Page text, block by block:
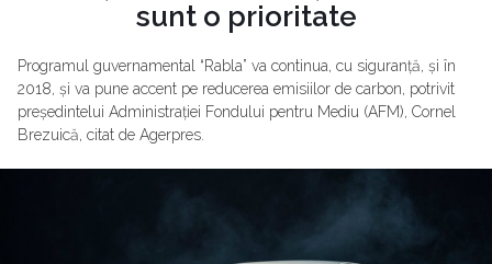
sunt o prioritate
Programul guvernamental “Rabla” va continua, cu siguranță, și în
2018, și va pune accent pe reducerea emisiilor de carbon, potrivit
președintelui Administrației Fondului pentru Mediu (AFM), Cornel
Brezuică, citat de Agerpres.